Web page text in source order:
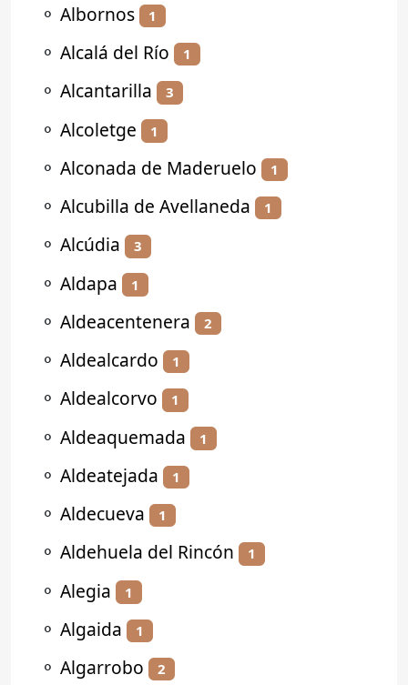
⚬ Albornos 1
⚬ Alcalá del Río 1
⚬ Alcantarilla 3
⚬ Alcoletge 1
⚬ Alconada de Maderuelo 1
⚬ Alcubilla de Avellaneda 1
⚬ Alcúdia 3
⚬ Aldapa 1
⚬ Aldeacentenera 2
⚬ Aldealcardo 1
⚬ Aldealcorvo 1
⚬ Aldeaquemada 1
⚬ Aldeatejada 1
⚬ Aldecueva 1
⚬ Aldehuela del Rincón 1
⚬ Alegia 1
⚬ Algaida 1
⚬ Algarrobo 2